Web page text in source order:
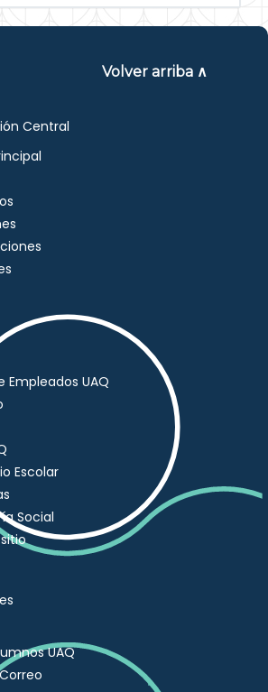
Volver arriba ∧
Central
Empleados UAQ
Escolar
Social
UAQ